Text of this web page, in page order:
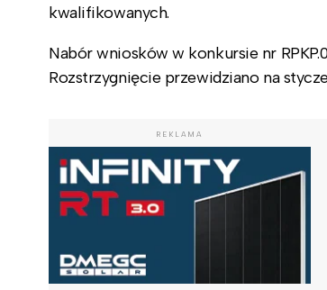
kwalifikowanych.
Nabór wniosków w konkursie nr
Rozstrzygnięcie przewidziano na
REKLAMA